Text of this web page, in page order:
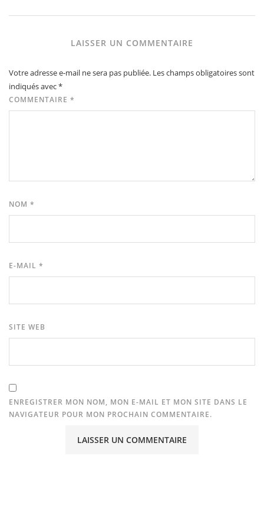
LAISSER UN COMMENTAIRE
Votre adresse e-mail ne sera pas publiée. Les champs obligatoires sont
indiqués avec*
COMMENTAIRE *
NOM *
E-MAIL *
SITE WEB
ENREGISTRER MON NOM, MON E-MAIL ET MON SITE DANS LE
NAVIGATEUR POUR MON PROCHAIN COMMENTAIRE.